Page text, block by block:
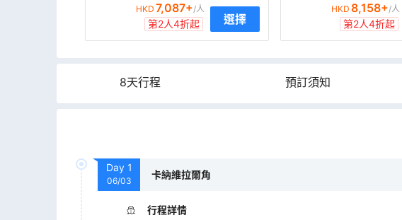
HKD 7,087+/人
第2人4折起 選擇
HKD 8,158+/人
第2人4折起
8天行程 預訂須知
Day 1
06/03
卡納維拉爾角
行程詳情